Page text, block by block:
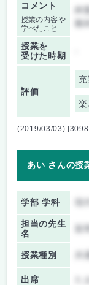
コメント
授業の内容や
学べたこと
授業を
受けた時期
評価
(2019/03/03)
あい さんの授
学部 学科
担当の先生
名
授業種別
出席